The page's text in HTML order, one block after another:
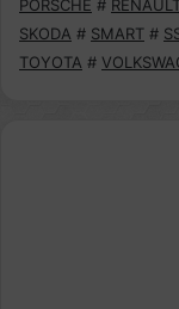
PORSCHE #
SKODA # SMART #
TOYOTA #